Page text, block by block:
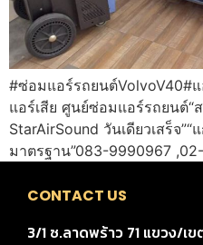
#ซ่อมแอร์รถยนต์VolvoV40#
แอร์เสีย ศูนย์ซ่อมแอร์รถยนต์“
StarAirSound วันเดียวเสร็จ
มาตรฐาน”083-9990967
CONTACT US
3/1 ซ.ลาดพร้าว 71 แขวง/เ